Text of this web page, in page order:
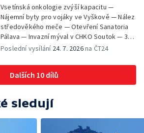
Vsetínská onkologie zvýší kapacitu —
Nájemní byty pro vojáky ve Vyškově — Nález
středověkého meče — Otevření Sanatoria
Pálava — Invazní mýval v CHKO Soutok — 33.
ročník Mikulovského výtvarného sympozia
Poslední vysílání 24. 7. 2026na ČT24
Dalších 10 dílů
sledují